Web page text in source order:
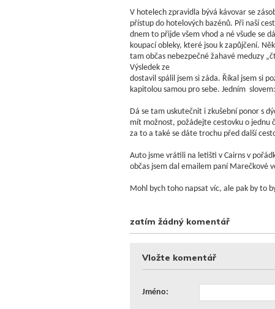
V hotelech zpravidla bývá kávovar se
přístup do hotelových bazénů. Při naší
dnem to přijde všem vhod a né všude se
koupací obleky, které jsou k zapůjčení.
tam občas nebezpečné žahavé meduzy
Výsledek ze
dostavil spálil jsem si záda. Říkal jsem si
kapitolou samou pro sebe. Jedním
Dá se tam uskutečnit i zkušební ponor s
mít možnost, požádejte cestovku o jednu
za to a také se dáte trochu před další
Auto jsme vrátili na letišti v Cairns v
občas jsem dal emailem paní Marečkové
Mohl bych toho napsat víc, ale pak by to
zatím žádný komentář
Vložte komentář
Jméno: